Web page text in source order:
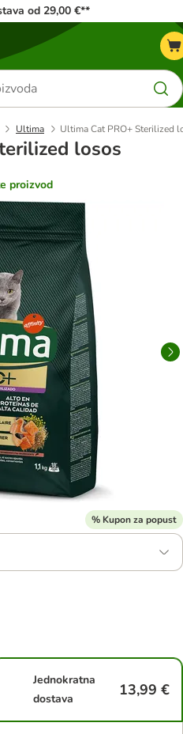
od 29,00 €**
Ultima Ultima Cat PRO+ Sterilized
losos
proizvod
% Kupon za popust
Jednokratna
dostava
13,99 €